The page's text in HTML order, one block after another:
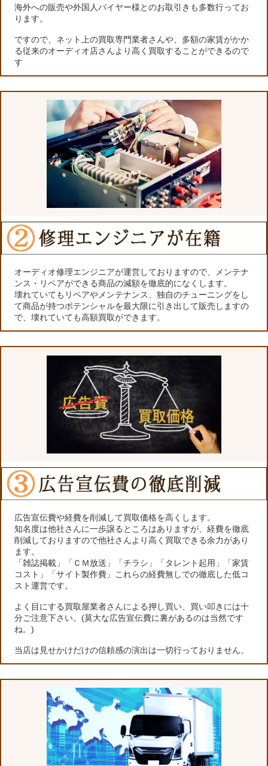
海外への販売や外国人バイヤー様とのお取引きも多数行ってお
ります。
ですので、ネット上の買取専門業者さんや、多額の家賃がかか
る従来のオーディオ店さんより高く買取することができるので
す
オーディオ修理エンジニアが運営しておりますので、メンテナ
ンス・リペアができる商品の減額を徹底的になくします。
壊れていてもリペアやメンテナンス、独自のチューニングをし
て商品が持つポテンシャルを最大限に引き出して販売しますの
で、壊れていても高額買取ができます。
広告宣伝費や経費を削減して買取価格を高くします。
知名度は他社さんに一歩譲るところはありますが、経費を徹底
削減しておりますので他社さんより高く買取できる余力があり
ます。
「雑誌掲載」「ＣＭ放送」「チラシ」「タレント起用」「家賃
コスト」「サイト製作費」これらの経費無しでの徹底した低コ
スト運営です。
よく目にする買取屋業者さんによる押し買い、買い叩きには十
分ご注意下さい。(莫大な広告宣伝費に裏があるのは当然です
ね。)
当店は見せかけだけの信頼感の演出は一切行っておりません。